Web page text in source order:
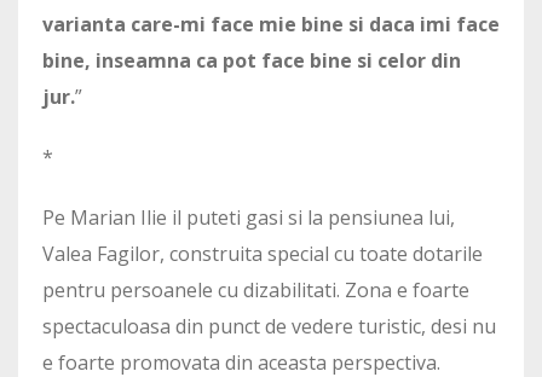
varianta care-mi face mie bine si daca imi face
bine, inseamna ca pot face bine si celor din
jur.”
*
Pe Marian Ilie il puteti gasi si la pensiunea lui,
Valea Fagilor, construita special cu toate dotarile
pentru persoanele cu dizabilitati. Zona e foarte
spectaculoasa din punct de vedere turistic, desi nu
e foarte promovata din aceasta perspectiva.